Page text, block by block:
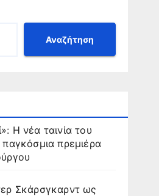
Αναζήτηση
Η νέα ταινία του
πρεμιέρα
Σκάρσγκαρντ ως